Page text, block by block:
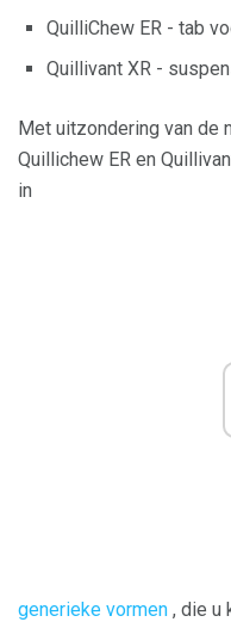
QuilliChew ER - tab
Quillivant XR -
Met uitzondering van de
Quillichew ER en
in
generieke vormen , die u